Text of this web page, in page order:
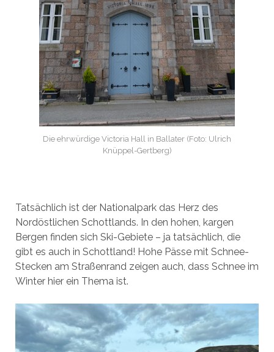
Die ehrwürdige Victoria Hall in Ballater (Foto: Ulrich
Knüppel-Gertberg)
Tatsächlich ist der Nationalpark das Herz des
Nordöstlichen Schottlands. In den hohen, kargen
Bergen finden sich Ski-Gebiete – ja tatsächlich, die
gibt es auch in Schottland! Hohe Pässe mit Schnee-
Stecken am Straßenrand zeigen auch, dass Schnee im
Winter hier ein Thema ist.